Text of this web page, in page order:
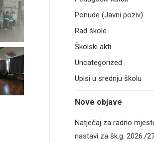
Ponude (Javni poziv)
Rad škole
Školski akti
Uncategorized
Upisi u srednju školu
Nove objave
Natječaj za radno
nastavi za šk.g. 2026./